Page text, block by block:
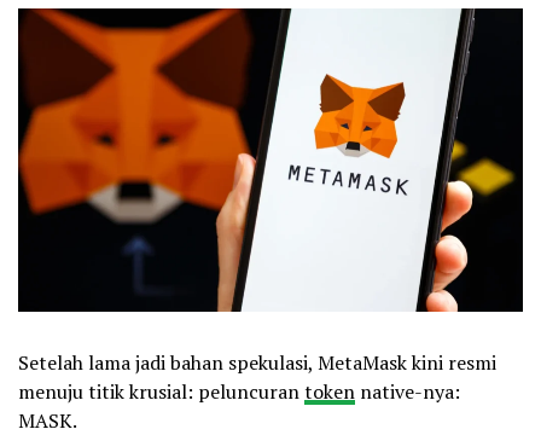
Setelah lama jadi bahan spekulasi, MetaMask kini resmi
menuju titik krusial: peluncurantoken native-nya:
MASK.